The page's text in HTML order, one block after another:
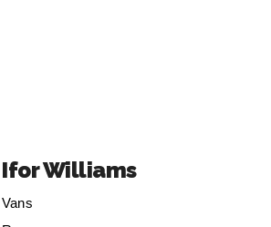
Ifor Williams
Vans